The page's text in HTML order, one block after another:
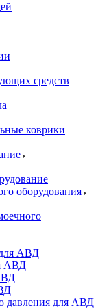
средств
коврики
оборудования
АВД
АВД
давления для АВД